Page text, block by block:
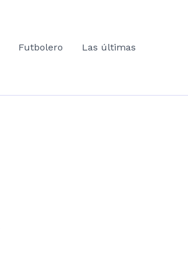
Futbolero Las últimas